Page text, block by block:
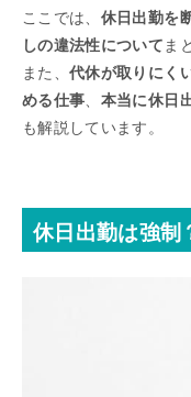
ここでは、 休日出勤を
しの違法性についてま
また、代休が取りにく
める仕事、 本当に休日
も解説しています。
休日出勤は強制